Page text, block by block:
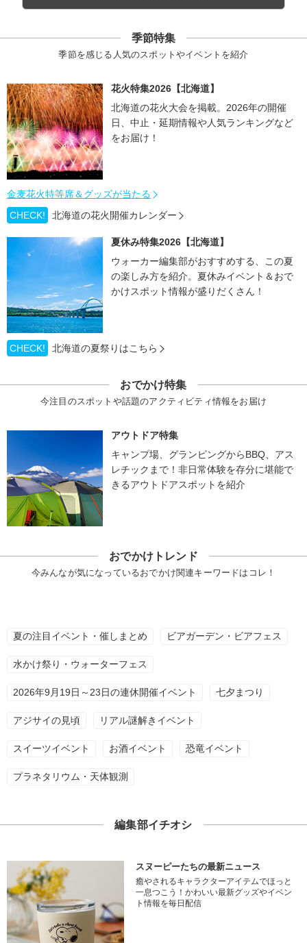
季節特集
季節を感じる人気のスポットやイベントを紹介
花火特集2026【北海道】
北海道の花火大会を掲載。2026年の開催
日、中止・延期情報や人気ランキングなど
をお届け！
金麦花火特等席＆グッズが当たる
CHECK!
北海道の花火開催カレンダー
夏休み特集2026【北海道】
ウォーカー編集部がおすすめする、この夏
の楽しみ方を紹介。夏休みイベント＆おで
かけスポット情報が盛りだくさん！
CHECK! 北海道の夏祭りはこちら
おでかけ特集
今注目のスポットや話題のアクティビティ情報をお届け
アウトドア特集
キャンプ場、グランピングからBBQ、アス
レチックまで！非日常体験を存分に堪能で
きるアウトドアスポットを紹介
おでかけトレンド
今みんなが気になっているおでかけ関連キーワードはコレ！
夏の注目イベント・催しまとめ ビアガーデン・ビアフェス
水かけ祭り・ウォーターフェス
2026年9月19日～23日の連休開催イベント 七夕まつり
アジサイの見頃 リアル謎解きイベント
スイーツイベント お酒イベント 恐竜イベント
プラネタリウム・天体観測
編集部イチオシ
スヌーピーたちの最新ニュース
癒やされるキャラクターアイテムでほっと
一息つこう！かわいい最新グッズやイベン
ト情報を毎日配信